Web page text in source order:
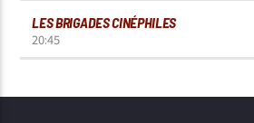
LES BRIGADES CINÉPHILES
20:45